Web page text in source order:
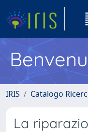
IRIS Catalogo
La